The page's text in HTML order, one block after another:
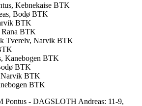
Kebnekaise BTK
Bodø BTK
BTK
BTK
Tverelv, Narvik BTK
Kanebogen BTK
BTK
BTK
BTK
Pontus - DAGSLOTH Andreas: 11-9,